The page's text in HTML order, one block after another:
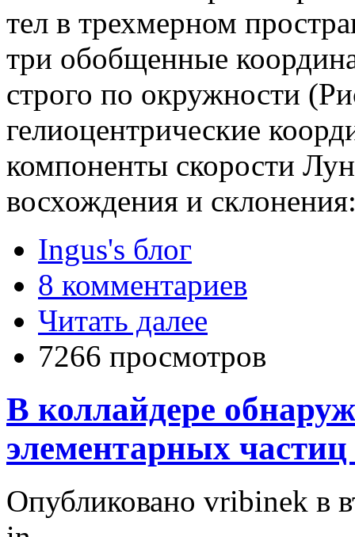
тел в трехмерном
три обобщенные
строго по окружности
гелиоцентрические
компоненты скорости
восхождения и
Ingus's блог
8 комментариев
Читать далее
7266 просмотров
В коллайдере
элементарных частиц
Опубликовано vribinek в